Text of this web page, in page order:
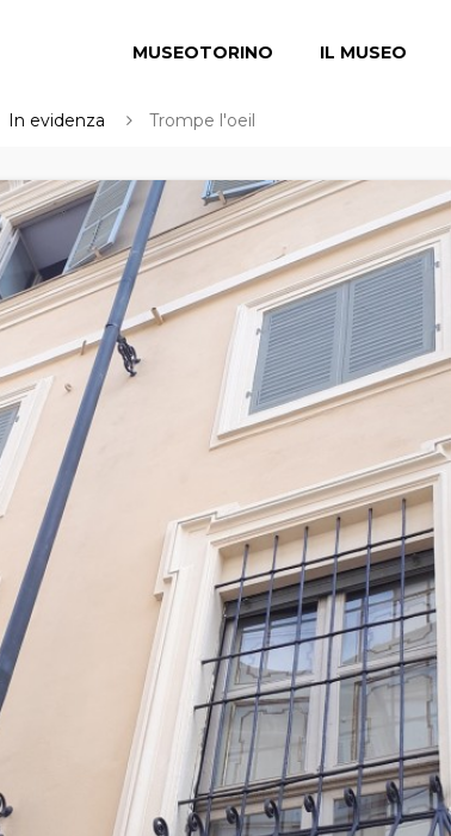
MUSEOTORINO IL MUSEO
In evidenza Trompe l'oeil